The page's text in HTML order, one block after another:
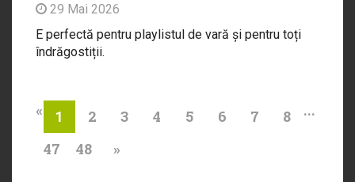
29 Mai 2026
E perfectă pentru playlistul de vară și pentru toți
îndrăgostiții.
« 1 2 3 4 5 6 7 8 ...
47 48 »